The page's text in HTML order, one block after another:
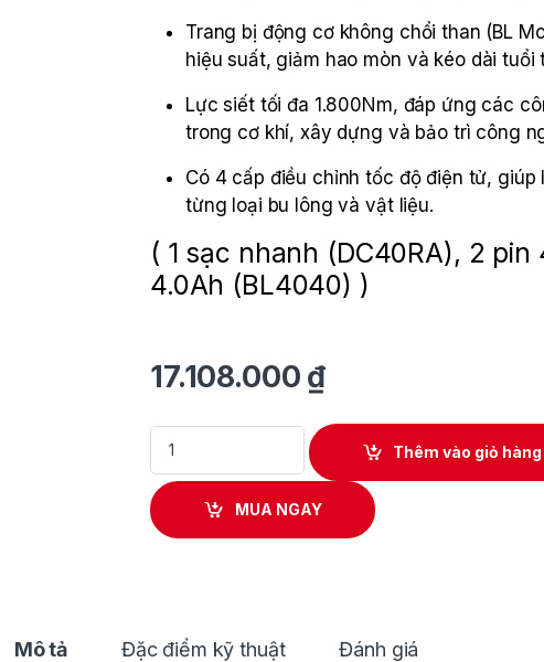
Trang bị động cơ không chổi than (BL
hiệu suất, giảm hao mòn và kéo dài tuổi
Lực siết tối đa 1.800Nm, đáp ứng các
trong cơ khí, xây dựng và bảo trì công
Có 4 cấp điều chỉnh tốc độ điện tử, giúp
từng loại bu lông và vật liệu.
( 1 sạc nhanh (DC40RA), 2 pin
4.0Ah (BL4040) )
17.108.000 ₫
Máy Siết Bu Lông Makita TW001GM201 quantity
Thêm vào giỏ hàng
MUA NGAY
Mô tả Đặc điểm kỹ thuật Đánh giá